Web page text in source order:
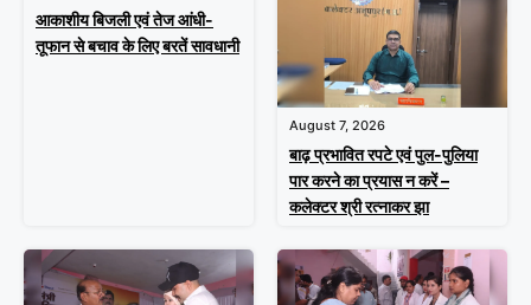
आकाशीय बिजली एवं तेज आंधी-
तूफान से बचाव के लिए बरतें सावधानी
August 7, 2026
बाढ़ प्रभावित रपटे एवं पुल-पुलिया
पार करने का प्रयास न करें –
कलेक्टर श्री रत्नाकर झा